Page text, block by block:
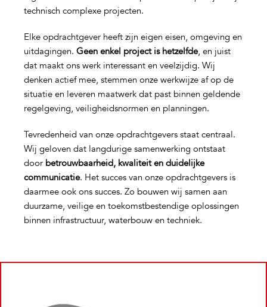
technisch complexe projecten.
Elke opdrachtgever heeft zijn eigen eisen, omgeving en
uitdagingen. Geen enkel project is hetzelfde, en juist
dat maakt ons werk interessant en veelzijdig. Wij
denken actief mee, stemmen onze werkwijze af op de
situatie en leveren maatwerk dat past binnen geldende
regelgeving, veiligheidsnormen en planningen.
Tevredenheid van onze opdrachtgevers staat centraal.
Wij geloven dat langdurige samenwerking ontstaat
door betrouwbaarheid, kwaliteit en duidelijke
communicatie. Het succes van onze opdrachtgevers is
daarmee ook ons succes. Zo bouwen wij samen aan
duurzame, veilige en toekomstbestendige oplossingen
binnen infrastructuur, waterbouw en techniek.